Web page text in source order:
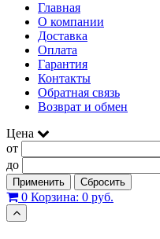
Главная
О компании
Доставка
Оплата
Гарантия
Контакты
Обратная связь
Возврат и обмен
Цена
от
до
Применить Сбросить
0 Корзина: 0 руб.